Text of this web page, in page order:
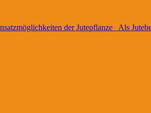
der Jutepflanze Als